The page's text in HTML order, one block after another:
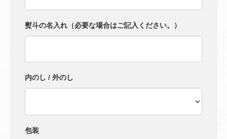
熨斗の名入れ（必要な場合はご記入ください。）
内のし / 外のし
包装